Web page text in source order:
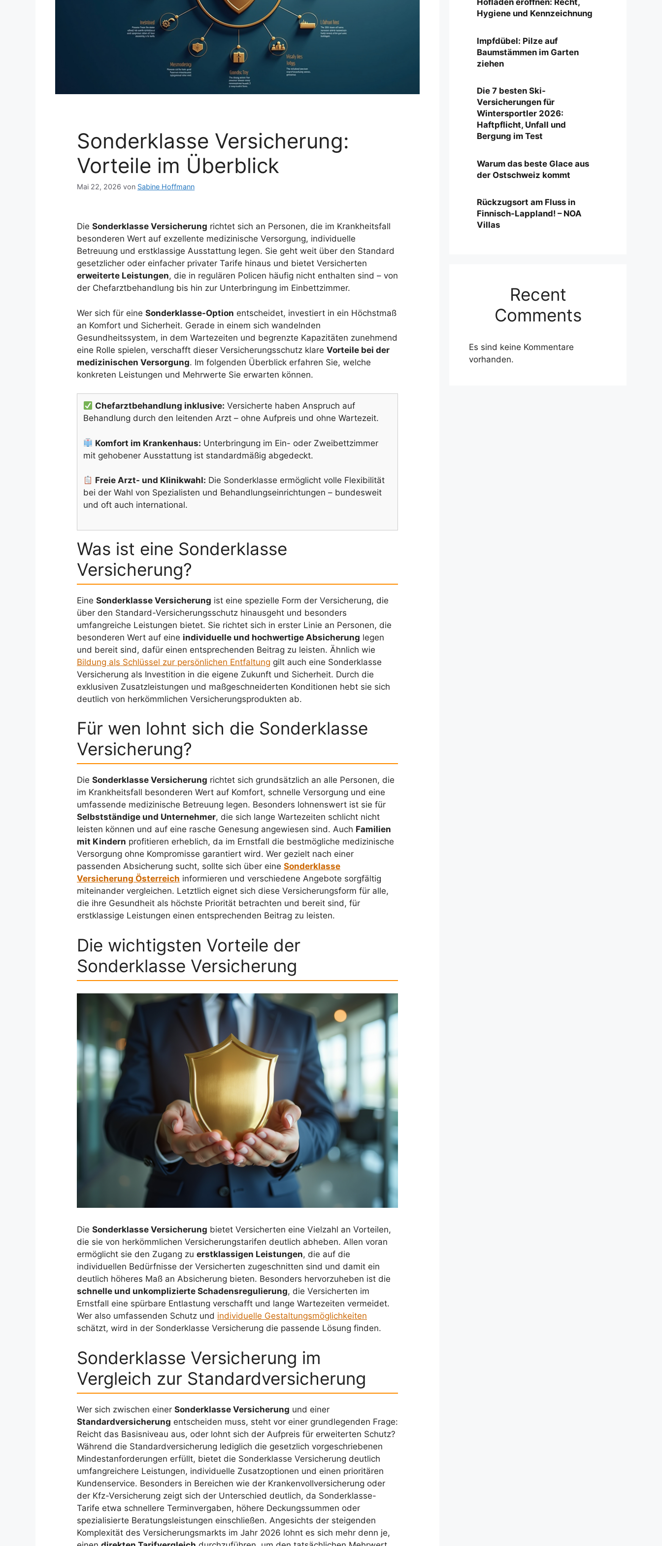
Sonderklasse Versicherung:
Vorteile im Überblick
Mai 22, 2026 von Sabine Hoffmann
Die Sonderklasse Versicherung richtet sich an Personen, die im Krankheitsfall
besonderen Wert auf exzellente medizinische Versorgung, individuelle
Betreuung und erstklassige Ausstattung legen. Sie geht weit über den Standard
gesetzlicher oder einfacher privater Tarife hinaus und bietet Versicherten
erweiterte Leistungen, die in regulären Policen häufig nicht enthalten sind – von
der Chefarztbehandlung bis hin zur Unterbringung im Einbettzimmer.
Wer sich für eine Sonderklasse-Option entscheidet, investiert in ein Höchstmaß
an Komfort und Sicherheit. Gerade in einem sich wandelnden
Gesundheitssystem, in dem Wartezeiten und begrenzte Kapazitäten zunehmend
eine Rolle spielen, verschafft dieser Versicherungsschutz klare Vorteile bei der
medizinischen Versorgung. Im folgenden Überblick erfahren Sie, welche
konkreten Leistungen und Mehrwerte Sie erwarten können.
Chefarztbehandlung inklusive: Versicherte haben Anspruch auf
Behandlung durch den leitenden Arzt – ohne Aufpreis und ohne Wartezeit.
Komfort im Krankenhaus: Unterbringung im Ein- oder Zweibettzimmer
mit gehobener Ausstattung ist standardmäßig abgedeckt.
Freie Arzt- und Klinikwahl: Die Sonderklasse ermöglicht volle Flexibilität
bei der Wahl von Spezialisten und Behandlungseinrichtungen – bundesweit
und oft auch international.
Was ist eine Sonderklasse
Versicherung?
Eine Sonderklasse Versicherung ist eine spezielle Form der Versicherung, die
über den Standard-Versicherungsschutz hinausgeht und besonders
umfangreiche Leistungen bietet. Sie richtet sich in erster Linie an Personen, die
besonderen Wert auf eine individuelle und hochwertige Absicherung legen
und bereit sind, dafür einen entsprechenden Beitrag zu leisten. Ähnlich wie
Bildung als Schlüssel zur persönlichen Entfaltung gilt auch eine Sonderklasse
Versicherung als Investition in die eigene Zukunft und Sicherheit. Durch die
exklusiven Zusatzleistungen und maßgeschneiderten Konditionen hebt sie sich
deutlich von herkömmlichen Versicherungsprodukten ab.
Für wen lohnt sich die Sonderklasse
Versicherung?
Die Sonderklasse Versicherung richtet sich grundsätzlich an alle Personen, die
im Krankheitsfall besonderen Wert auf Komfort, schnelle Versorgung und eine
umfassende medizinische Betreuung legen. Besonders lohnenswert ist sie für
Selbstständige und Unternehmer, die sich lange Wartezeiten schlicht nicht
leisten können und auf eine rasche Genesung angewiesen sind. Auch Familien
mit Kindern profitieren erheblich, da im Ernstfall die bestmögliche medizinische
Versorgung ohne Kompromisse garantiert wird. Wer gezielt nach einer
passenden Absicherung sucht, sollte sich über eine Sonderklasse
Versicherung Österreich informieren und verschiedene Angebote sorgfältig
miteinander vergleichen. Letztlich eignet sich diese Versicherungsform für alle,
die ihre Gesundheit als höchste Priorität betrachten und bereit sind, für
erstklassige Leistungen einen entsprechenden Beitrag zu leisten.
Die wichtigsten Vorteile der
Sonderklasse Versicherung
Die Sonderklasse Versicherung bietet Versicherten eine Vielzahl an Vorteilen,
die sie von herkömmlichen Versicherungstarifen deutlich abheben. Allen voran
ermöglicht sie den Zugang zu erstklassigen Leistungen, die auf die
individuellen Bedürfnisse der Versicherten zugeschnitten sind und damit ein
deutlich höheres Maß an Absicherung bieten. Besonders hervorzuheben ist die
schnelle und unkomplizierte Schadensregulierung, die Versicherten im
Ernstfall eine spürbare Entlastung verschafft und lange Wartezeiten vermeidet.
Wer also umfassenden Schutz und individuelle Gestaltungsmöglichkeiten
schätzt, wird in der Sonderklasse Versicherung die passende Lösung finden.
Sonderklasse Versicherung im
Vergleich zur Standardversicherung
Wer sich zwischen einer Sonderklasse Versicherung und einer
Standardversicherung entscheiden muss, steht vor einer grundlegenden Frage:
Reicht das Basisniveau aus, oder lohnt sich der Aufpreis für erweiterten Schutz?
Während die Standardversicherung lediglich die gesetzlich vorgeschriebenen
Mindestanforderungen erfüllt, bietet die Sonderklasse Versicherung deutlich
umfangreichere Leistungen, individuelle Zusatzoptionen und einen prioritären
Kundenservice. Besonders in Bereichen wie der Krankenvollversicherung oder
der Kfz-Versicherung zeigt sich der Unterschied deutlich, da Sonderklasse-
Tarife etwa schnellere Terminvergaben, höhere Deckungssummen oder
spezialisierte Beratungsleistungen einschließen. Angesichts der steigenden
Komplexität des Versicherungsmarkts im Jahr 2026 lohnt es sich mehr denn je,
Hofladen eröffnen: Recht,
Hygiene und Kennzeichnung
Impfdübel: Pilze auf
Baumstämmen im Garten
ziehen
Die 7 besten Ski-
Versicherungen für
Wintersportler 2026:
Haftpflicht, Unfall und
Bergung im Test
Warum das beste Glace aus
der Ostschweiz kommt
Rückzugsort am Fluss in
Finnisch-Lappland! – NOA
Villas
Recent
Comments
Es sind keine Kommentare
vorhanden.